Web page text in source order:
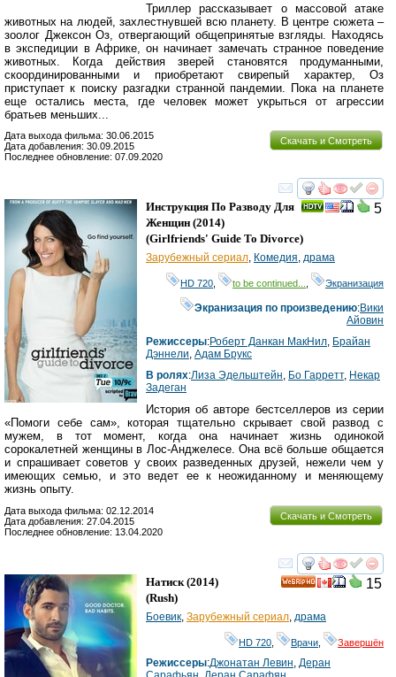
Триллер рассказывает о массовой атаке
животных на людей, захлестнувшей всю планету. В центре сюжета –
зоолог Джексон Оз, отвергающий общепринятые взгляды. Находясь
в экспедиции в Африке, он начинает замечать странное поведение
животных. Когда действия зверей становятся продуманными,
скоординированными и приобретают свирепый характер, Оз
приступает к поиску разгадки странной пандемии. Пока на планете
еще остались места, где человек может укрыться от агрессии
братьев меньших...
Скачать и Смотреть
Дата выхода фильма: 30.06.2015
Дата добавления: 30.09.2015
Последнее обновление: 07.09.2020
смотреть
5
Инструкция По Разводу Для
Женщин (2014)
(Girlfriends' Guide To Divorce)
Зарубежный сериал, Комедия, драма
HD 720 to be continued... Экранизация
Экранизация по произведению:Вики
Айовин
Режиссеры:Роберт Данкан МакНил, Брайан
Дэннели, Адам Брукс
В ролях:Лиза Эдельштейн, Бо Гарретт, Некар
Задеган
История об авторе бестселлеров из серии
«Помоги себе сам», которая тщательно скрывает свой развод с
мужем, в тот момент, когда она начинает жизнь одинокой
сорокалетней женщины в Лос-Анджелесе. Она всё больше общается
и спрашивает советов у своих разведенных друзей, нежели чем у
имеющих семью, и это ведет ее к неожиданному и меняющему
жизнь опыту.
Скачать и Смотреть
Дата выхода фильма: 02.12.2014
Дата добавления: 27.04.2015
Последнее обновление: 13.04.2020
смотреть
15
Натиск(2014)
(Rush)
Боевик, Зарубежный сериал, драма
HD 720 Врачи Завершён
Режиссеры:Джонатан Левин, Деран